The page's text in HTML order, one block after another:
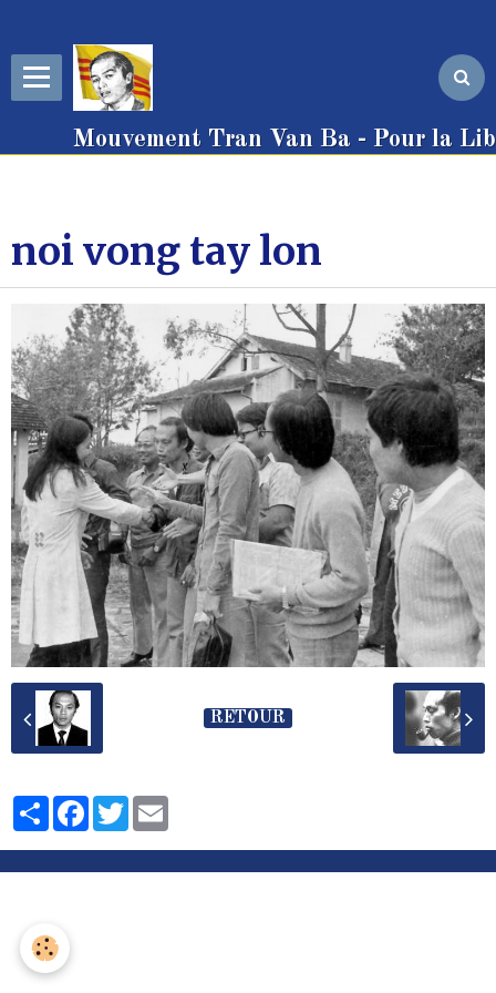
Mouvement Tran Van Ba - Pour la
noi vong tay lon
RETOUR
PartagerFacebookTwitter